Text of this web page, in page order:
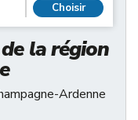
Choisir
la région
Ardenne